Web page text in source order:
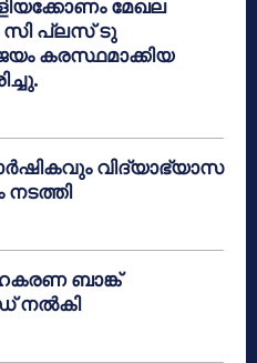
മേഖല
സി പ്ലസ് ടു
കരസ്ഥമാക്കിയ
വിദ്യാഭ്യാസ
ബാങ്ക്
നൽകി